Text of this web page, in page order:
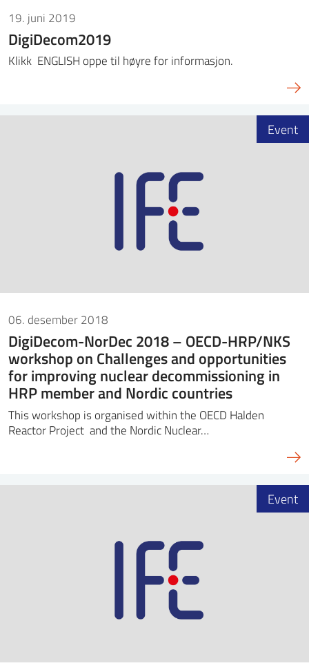
19. juni 2019
DigiDecom2019
Klikk ENGLISH oppe til høyre for informasjon.
06. desember 2018
DigiDecom-NorDec 2018 – OECD-HRP/NKS
workshop on Challenges and opportunities
for improving nuclear decommissioning in
HRP member and Nordic countries
This workshop is organised within the OECD Halden
Reactor Project and the Nordic Nuclear…
Event
Event